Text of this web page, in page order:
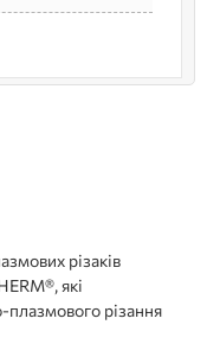
різаків
які
плазмового різання